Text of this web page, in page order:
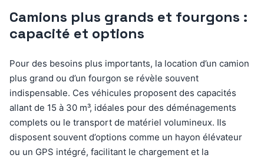
Camions plus grands et fourgons :
capacité et options
Pour des besoins plus importants, la location d’un camion
plus grand ou d’un fourgon se révèle souvent
indispensable. Ces véhicules proposent des capacités
allant de 15 à 30 m³, idéales pour des déménagements
complets ou le transport de matériel volumineux. Ils
disposent souvent d’options comme un hayon élévateur
ou un GPS intégré, facilitant le chargement et la